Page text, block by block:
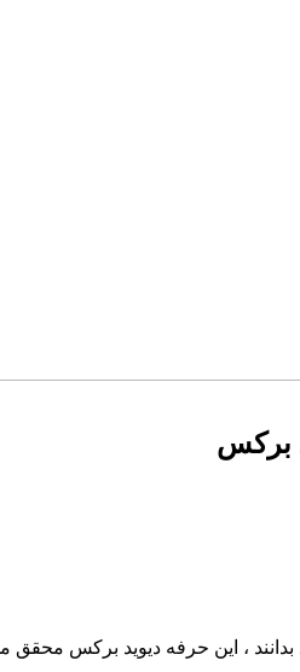
برکس
بدانند ، این حرفه دیوید برکس